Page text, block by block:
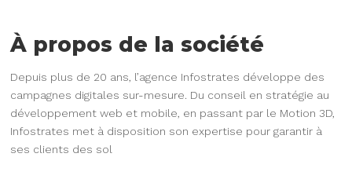
À propos de la société
Depuis plus de 20 ans, l’agence Infostrates développe des
campagnes digitales sur-mesure. Du conseil en stratégie au
développement web et mobile, en passant par le Motion 3D,
Infostrates met à disposition son expertise pour garantir à
ses clients des sol